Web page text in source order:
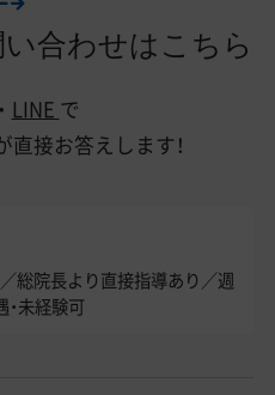
合わせはこちら
LINE で
接お答えします！
総院長より直接指導あり／週
未経験可